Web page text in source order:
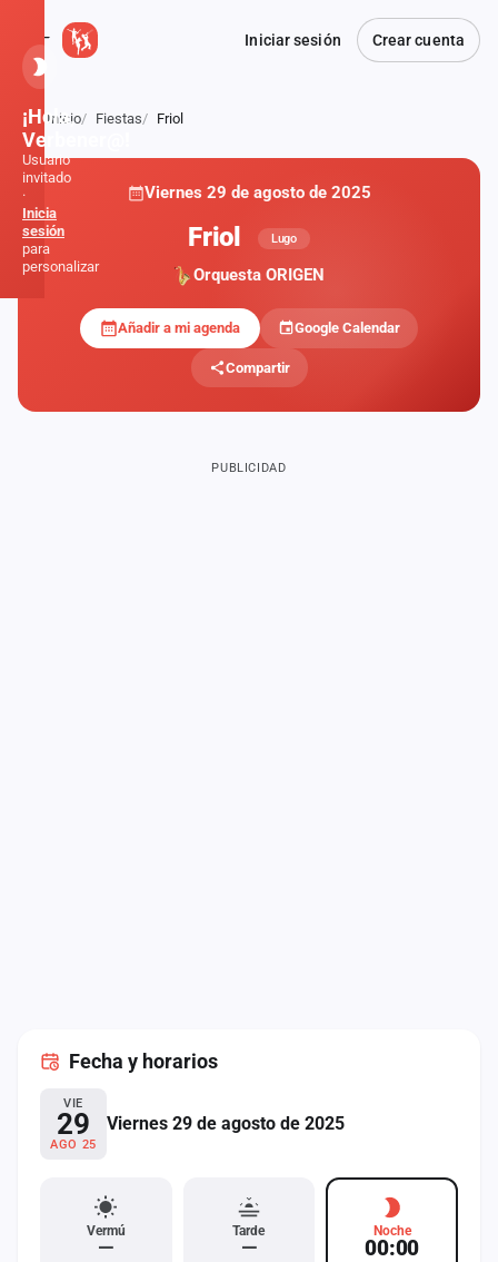
Iniciar sesión Crear cuenta
Atrás
Inicio Fiestas Friol
Viernes 29 de agosto de 2025
Friol Lugo
Orquesta ORIGEN
Añadir a mi agenda Google Calendar
Compartir
PUBLICIDAD
Fecha y horarios
VIE
29
AGO 25
Viernes 29 de agosto de 2025
Vermú
—
Tarde
—
Noche
00:00
¡Hola,
Verbener@!
Usuario
invitado
·
Inicia
sesión
para
personalizar
Administración
Contacto